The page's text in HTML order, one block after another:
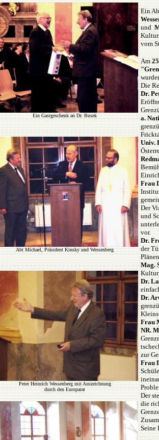
Ein Gastgeschenk an Dr. Busek
Abt Michael, Präsident Kinsky und Wessenberg
Peter Heinrich Wessenberg mit Auszeichnung
durch den Europarat
Ein
und
vom
Am
Die
Dr.
a.
Univ.
Frau
Der
und
vor.
Dr.
der
Mag.
Dr.
Dr.
Frau
NR.
zur
Frau
Der
die
Seine